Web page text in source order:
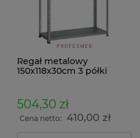
Regał metalowy
150x118x30cm 3 półki
dokumenty w archiwum i
do magazynu
504,30 zł
Cena netto: 410,00 zł